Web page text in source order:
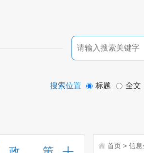
搜索位置 标题 全文
首页 > 信息